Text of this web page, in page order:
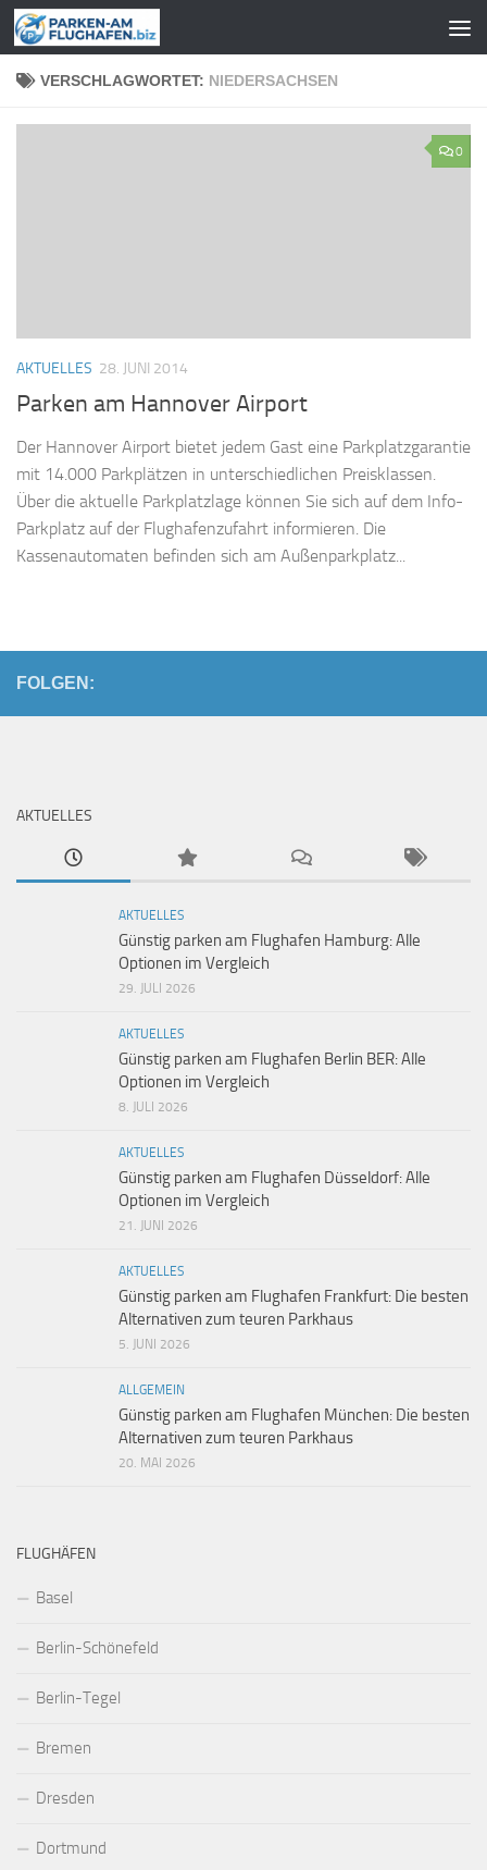
Zum Inhalt springen
VERSCHLAGWORTET: NIEDERSACHSEN
0
AKTUELLES 28. JUNI 2014
Parken am Hannover Airport
Der Hannover Airport bietet jedem Gast eine Parkplatzgarantie
mit 14.000 Parkplätzen in unterschiedlichen Preisklassen.
Über die aktuelle Parkplatzlage können Sie sich auf dem Info-
Parkplatz auf der Flughafenzufahrt informieren. Die
Kassenautomaten befinden sich am Außenparkplatz...
FOLGEN:
AKTUELLES
AKTUELLES
Günstig parken am Flughafen Hamburg: Alle
Optionen im Vergleich
29. JULI 2026
AKTUELLES
Günstig parken am Flughafen Berlin BER: Alle
Optionen im Vergleich
8. JULI 2026
AKTUELLES
Günstig parken am Flughafen Düsseldorf: Alle
Optionen im Vergleich
21. JUNI 2026
AKTUELLES
Günstig parken am Flughafen Frankfurt: Die besten
Alternativen zum teuren Parkhaus
5. JUNI 2026
ALLGEMEIN
Günstig parken am Flughafen München: Die besten
Alternativen zum teuren Parkhaus
20. MAI 2026
FLUGHÄFEN
Basel
Berlin-Schönefeld
Berlin-Tegel
Bremen
Dresden
Dortmund